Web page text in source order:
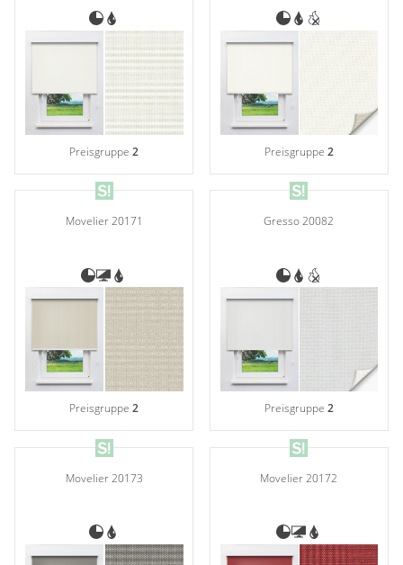
Preisgruppe2 Preisgruppe 2
Movelier 20171
Preisgruppe2
Gresso 20082
Preisgruppe 2
Movelier 20173 Movelier 20172